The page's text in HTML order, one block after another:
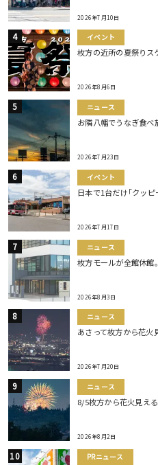
2026年7月10日
イベント
枚方の近所の夏祭りス
2026年8月6日
ニュース
お隣八幡でうなぎ食べ
2026年7月23日
イベント
日本で1台だけ｢クッ
2026年7月17日
ニュース
枚方モールが全館休館
2026年8月3日
ニュース
あさって枚方から花火
2026年7月20日
ニュース
8/5枚方から花火見え
2026年8月2日
PRニュース